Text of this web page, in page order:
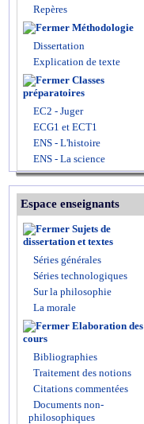
Repères
Méthodologie
Dissertation
Explication de texte
Classes
préparatoires
EC2 - Juger
ECG1 et ECT1
ENS - L'histoire
ENS - La science
Espace enseignants
Sujets de
dissertation et textes
Séries générales
Séries technologiques
Sur la philosophie
La morale
Elaboration des
cours
Bibliographies
Traitement des notions
Citations commentées
Documents non-
philosophiques